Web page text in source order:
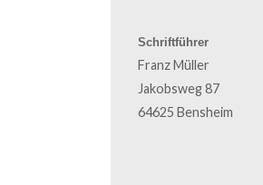
Schriftführer
Franz Müller
Jakobsweg 87
64625 Bensheim